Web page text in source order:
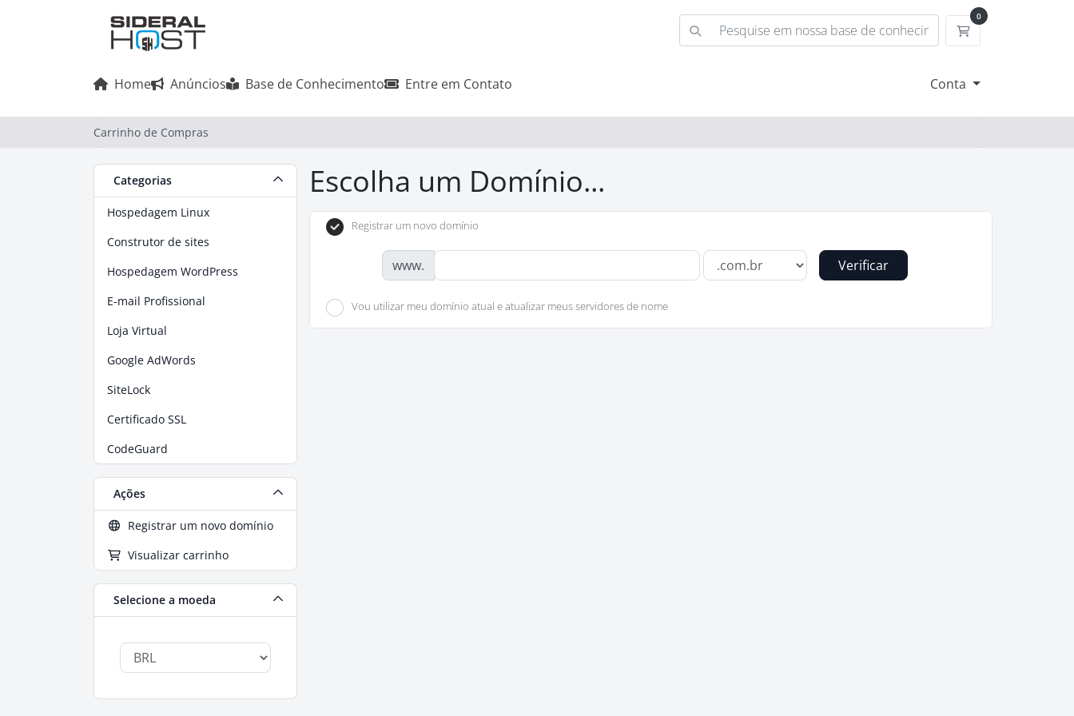
0
Carrinho de
Home Anúncios Base de Conhecimento Entre em Contato Conta
Carrinho de Compras
Categorias
Hospedagem Linux
Construtor de sites
Hospedagem WordPress
E-mail Profissional
Loja Virtual
Google AdWords
SiteLock
Certificado SSL
CodeGuard
Ações
Registrar um novo domínio
Visualizar carrinho
Selecione a moeda
Escolha um Domínio...
Registrar um novo domínio
www. Verificar
Vou utilizar meu domínio atual e atualizar meus servidores de nome